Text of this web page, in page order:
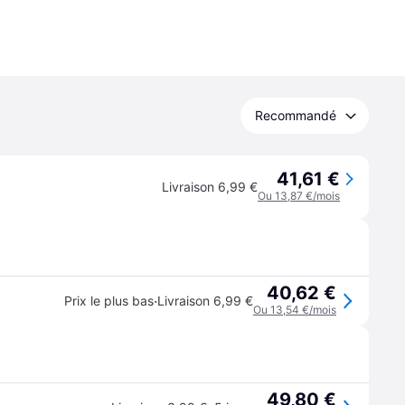
Recommandé
Livraison 6,99 € 41,61 €
Ou 13,87 €/mois
Prix le plus bas·Livraison 6,99 € 40,62 €
Ou 13,54 €/mois
49,80 €